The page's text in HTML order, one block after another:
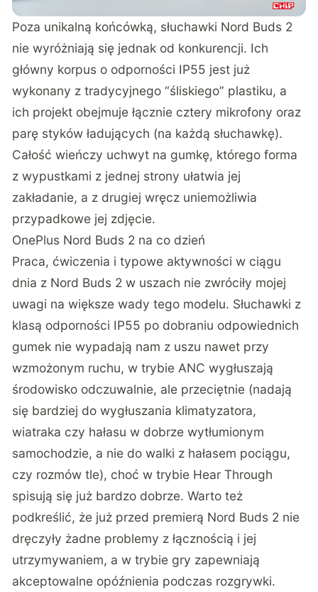
Poza unikalną końcówką, słuchawki Nord Buds 2
nie wyróżniają się jednak od konkurencji. Ich
główny korpus o odporności IP55 jest już
wykonany z tradycyjnego “śliskiego” plastiku, a
ich projekt obejmuje łącznie cztery mikrofony oraz
parę styków ładujących (na każdą słuchawkę).
Całość wieńczy uchwyt na gumkę, którego forma
z wypustkami z jednej strony ułatwia jej
zakładanie, a z drugiej wręcz uniemożliwia
przypadkowe jej zdjęcie.
OnePlus Nord Buds 2 na co dzień
Praca, ćwiczenia i typowe aktywności w ciągu
dnia z Nord Buds 2 w uszach nie zwróciły mojej
uwagi na większe wady tego modelu. Słuchawki z
klasą odporności IP55 po dobraniu odpowiednich
gumek nie wypadają nam z uszu nawet przy
wzmożonym ruchu, w trybie ANC wygłuszają
środowisko odczuwalnie, ale przeciętnie (nadają
się bardziej do wygłuszania klimatyzatora,
wiatraka czy hałasu w dobrze wytłumionym
samochodzie, a nie do walki z hałasem pociągu,
czy rozmów tle), choć w trybie Hear Through
spisują się już bardzo dobrze. Warto też
podkreślić, że już przed premierą Nord Buds 2 nie
dręczyły żadne problemy z łącznością i jej
utrzymywaniem, a w trybie gry zapewniają
akceptowalne opóźnienia podczas rozgrywki.